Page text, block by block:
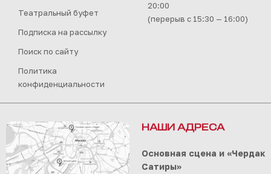
Театральный буфет
Подписка на рассылку
Поиск по сайту
Политика
конфиденциальности
20:00
(перерыв с 15:30 — 16:00)
НАШИ АДРЕСА
Основная сцена и «Чердак
Сатиры»